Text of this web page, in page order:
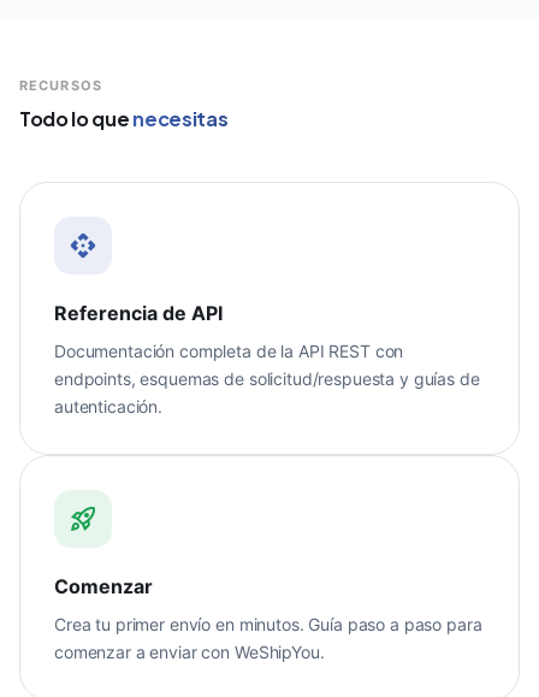
RECURSOS
Todo lo quenecesitas
Referencia de API
Documentación completa de la API REST con
endpoints, esquemas de solicitud/respuesta y guías de
autenticación.
Comenzar
Crea tu primer envío en minutos. Guía paso a paso para
comenzar a enviar con WeShipYou.